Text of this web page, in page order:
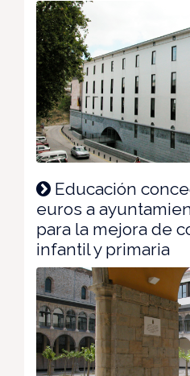
Educación
euros a
para la mejora de
infantil y primaria